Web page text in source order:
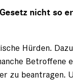
nicht so
Hürden.
Betroffene
zu beantragen.